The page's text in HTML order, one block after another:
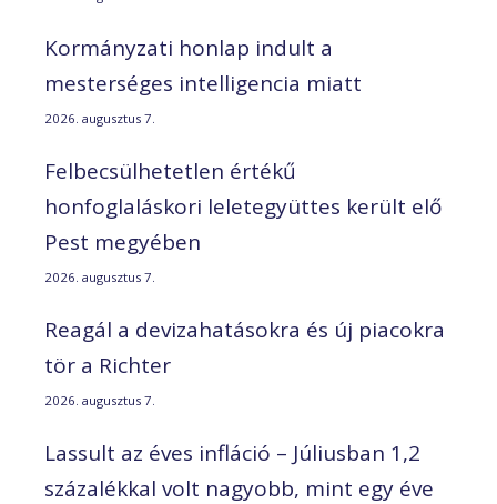
Kormányzati honlap indult a
mesterséges intelligencia miatt
2026. augusztus 7.
Felbecsülhetetlen értékű
honfoglaláskori leletegyüttes került elő
Pest megyében
2026. augusztus 7.
Reagál a devizahatásokra és új piacokra
tör a Richter
2026. augusztus 7.
Lassult az éves infláció – Júliusban 1,2
százalékkal volt nagyobb, mint egy éve